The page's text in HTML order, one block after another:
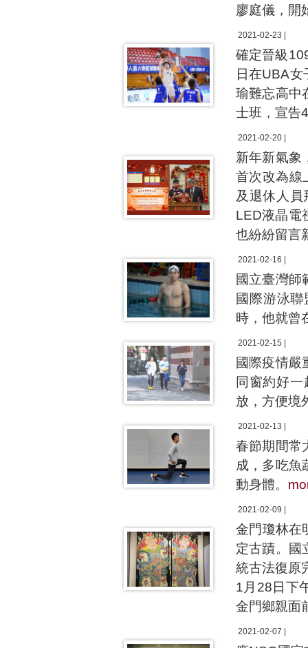
廖庭儀，開
2021-02-23 |
確定晉級
日在UBA
瑜難忘高中
士班，宣告
2021-02-20 |
新年新氣象
首次改為線
及退休人
LED液晶電
也紛紛留言
2021-02-16 |
國立臺灣師
國際游泳
時，他就曾
2021-02-15 |
國際疫情嚴
同窗約好
放，方便境
2021-02-13 |
春節期間常
成，多吃魚
動身體。
2021-02-09 |
金門瓊林在
定古蹟。國
統古法復原
1月28日下
金門鄉親面
2021-02-07 |